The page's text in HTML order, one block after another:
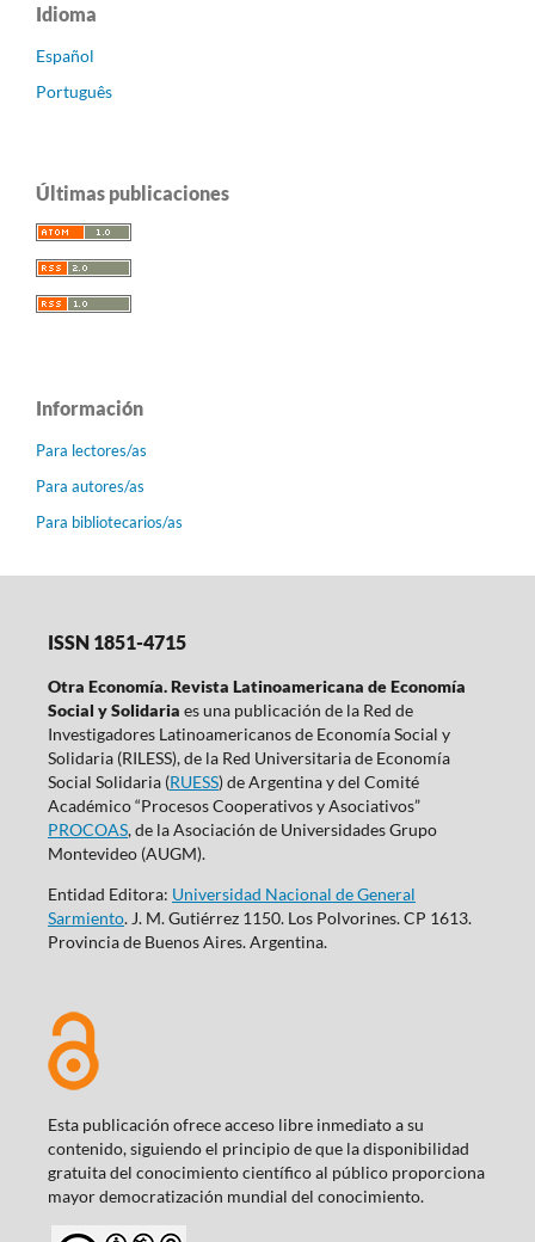
Idioma
Español
Português
Últimas publicaciones
Información
Para lectores/as
Para autores/as
Para bibliotecarios/as
ISSN 1851-4715
Otra Economía. Revista Latinoamericana de Economía
Social y Solidaria es una publicación de la Red de
Investigadores Latinoamericanos de Economía Social y
Solidaria (RILESS), de la Red Universitaria de Economía
Social Solidaria (RUESS) de Argentina y del Comité
Académico “Procesos Cooperativos y Asociativos”
PROCOAS, de la Asociación de Universidades Grupo
Montevideo (AUGM).
Entidad Editora: Universidad Nacional de General
Sarmiento. J. M. Gutiérrez 1150. Los Polvorines. CP 1613.
Provincia de Buenos Aires. Argentina.
Esta publicación ofrece acceso libre inmediato a su
contenido, siguiendo el principio de que la disponibilidad
gratuita del conocimiento científico al público proporciona
mayor democratización mundial del conocimiento.